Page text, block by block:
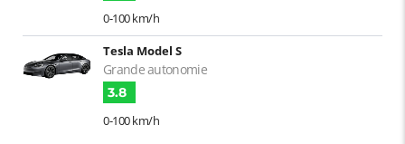
0-100 km/h
Tesla Model S
Grande autonomie
3.8
0-100 km/h